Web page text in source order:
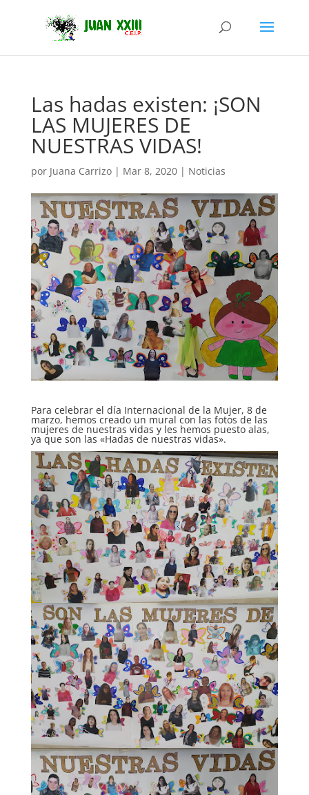
Las hadas existen: ¡SON
LAS MUJERES DE
NUESTRAS VIDAS!
por Juana Carrizo| Mar 8, 2020| Noticias
Para celebrar el día Internacional de la Mujer, 8 de
marzo, hemos creado un mural con las fotos de las
mujeres de nuestras vidas y les hemos puesto alas,
ya que son las «Hadas de nuestras vidas».